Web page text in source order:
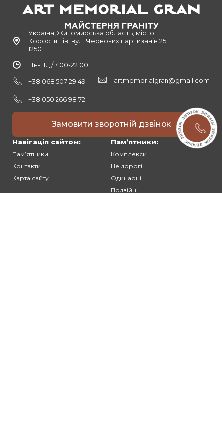
Україна, Житомирська область, місто
Коростишів, вул. Червоних партизанів 25,
12501
Пн-Нд / 7:00-22:00
+38 068 507 29 49
+38 050 266 98 72
artmemorialgran@gmail.com
Замовити зворотній дзвінок
Навігація сайтом:
Памʼятники
Контакти
Карта сайту
Памʼятники:
Комплекси
Не дорогі
Одинарні
Подвійні